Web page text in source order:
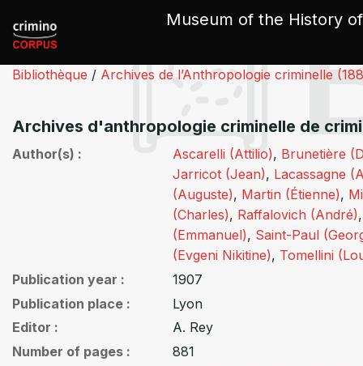
Museum of the History
Bibliothèque / Archives de l’Anthropologie criminelle
Archives d'anthropologie criminelle de
Author(s) Ascarelli (Attilio), Brunetière
Jarricot (Jean), Lacassagne
(Auguste), Martin (Étienne),
(Charles), Raffalovich (André)
(Emmanuel), Saint-Paul
(Evgeni Nikitine), Tomellini
Publication year
1907
Publication place
Lyon
Editor
A. Rey
Number of pages
881
Cookies management panel